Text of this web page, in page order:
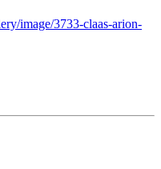
image/3733-claas-arion-